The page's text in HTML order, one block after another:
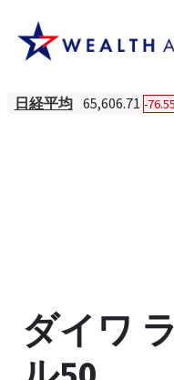
日経平均 65,606.71 -76.55
ダイワ